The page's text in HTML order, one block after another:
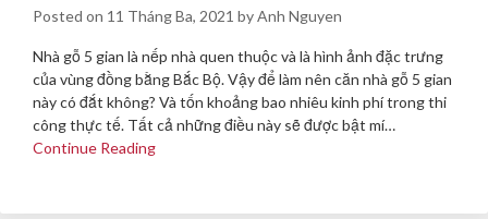
Posted on 11 Tháng Ba, 2021 byAnh Nguyen
Nhà gỗ 5 gian là nếp nhà quen thuộc và là hình ảnh đặc trưng
của vùng đồng bằng Bắc Bộ. Vậy để làm nên căn nhà gỗ 5 gian
này có đắt không? Và tốn khoảng bao nhiêu kinh phí trong thi
công thực tế. Tất cả những điều này sẽ được bật mí…
Continue Reading